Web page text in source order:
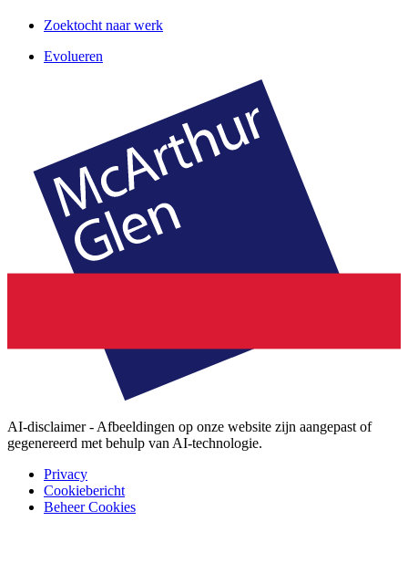
Zoektocht naar werk
Evolueren
AI-disclaimer - Afbeeldingen op onze website zijn aangepast of
gegenereerd met behulp van AI-technologie.
Privacy
Cookiebericht
Beheer Cookies